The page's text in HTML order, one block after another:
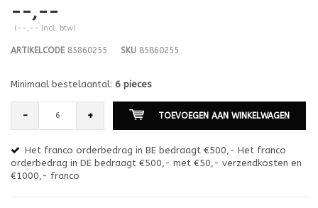
--,--
(--,-- Incl. btw)
ARTIKELCODE85860255 SKU 85860255
Minimaal bestelaantal: 6 pieces
- + TOEVOEGEN AAN WINKELWAGEN
Het franco orderbedrag in BE bedraagt €500,- Het franco
orderbedrag in DE bedraagt €500,- met €50,- verzendkosten en
€1000,- franco